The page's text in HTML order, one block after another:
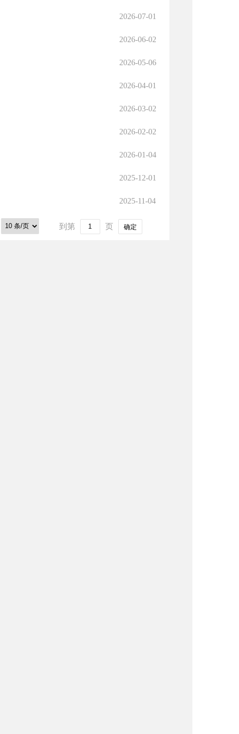
2026-07-01
2026-06-02
2026-05-06
2026-04-01
2026-03-02
2026-02-02
2026-01-04
2025-12-01
2025-11-04
到第 页 确定